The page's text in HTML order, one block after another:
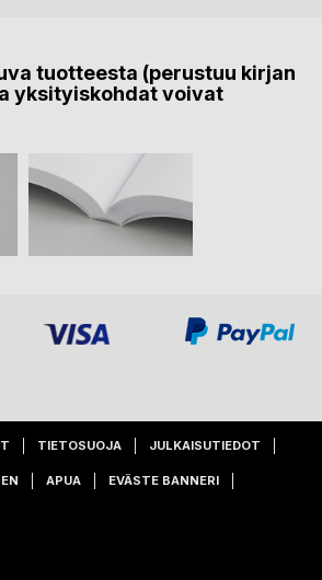
tuotteesta (perustuu kirjan
yksityiskohdat voivat
TIETOSUOJA JULKAISUTIEDOT
APUA EVÄSTE BANNERI